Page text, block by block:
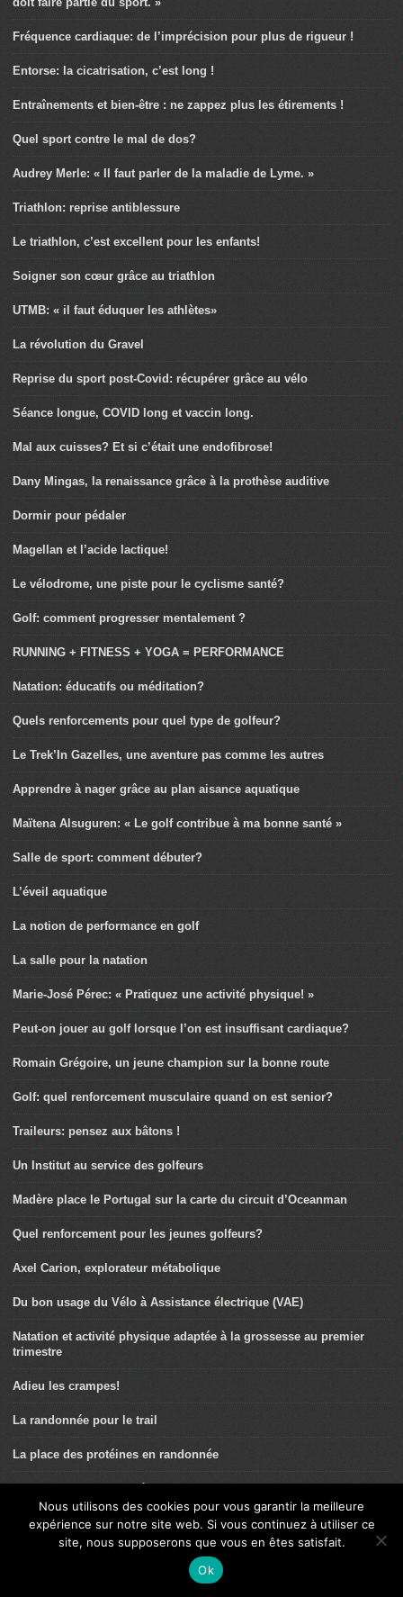
Fréquence cardiaque: de l’imprécision pour plus de rigueur !
Entorse: la cicatrisation, c’est long !
Entraînements et bien-être : ne zappez plus les étirements !
Quel sport contre le mal de dos?
Audrey Merle: « Il faut parler de la maladie de Lyme. »
Triathlon: reprise antiblessure
Le triathlon, c’est excellent pour les enfants!
Soigner son cœur grâce au triathlon
UTMB: « il faut éduquer les athlètes»
La révolution du Gravel
Reprise du sport post-Covid: récupérer grâce au vélo
Séance longue, COVID long et vaccin long.
Mal aux cuisses? Et si c’était une endofibrose!
Dany Mingas, la renaissance grâce à la prothèse auditive
Dormir pour pédaler
Magellan et l’acide lactique!
Le vélodrome, une piste pour le cyclisme santé?
Golf: comment progresser mentalement ?
RUNNING + FITNESS + YOGA = PERFORMANCE
Natation: éducatifs ou méditation?
Quels renforcements pour quel type de golfeur?
Le Trek’In Gazelles, une aventure pas comme les autres
Apprendre à nager grâce au plan aisance aquatique
Maïtena Alsuguren: « Le golf contribue à ma bonne santé »
Salle de sport: comment débuter?
L’éveil aquatique
La notion de performance en golf
La salle pour la natation
Marie-José Pérec: « Pratiquez une activité physique! »
Peut-on jouer au golf lorsque l’on est insuffisant cardiaque?
Romain Grégoire, un jeune champion sur la bonne route
Golf: quel renforcement musculaire quand on est senior?
Traileurs: pensez aux bâtons !
Un Institut au service des golfeurs
Madère place le Portugal sur la carte du circuit d’Oceanman
Quel renforcement pour les jeunes golfeurs?
Axel Carion, explorateur métabolique
Du bon usage du Vélo à Assistance électrique (VAE)
Natation et activité physique adaptée à la grossesse au premier
trimestre
Adieu les crampes!
La randonnée pour le trail
La place des protéines en randonnée
cyclotouriste. »
Trail: VO2 Max et facteurs limitants
Heureux comme un Homme dans la Nature
Nous utilisons des cookies pour vous garantir la meilleure
expérience sur notre site web. Si vous continuez à utiliser ce
site, nous supposerons que vous en êtes satisfait.
Ok